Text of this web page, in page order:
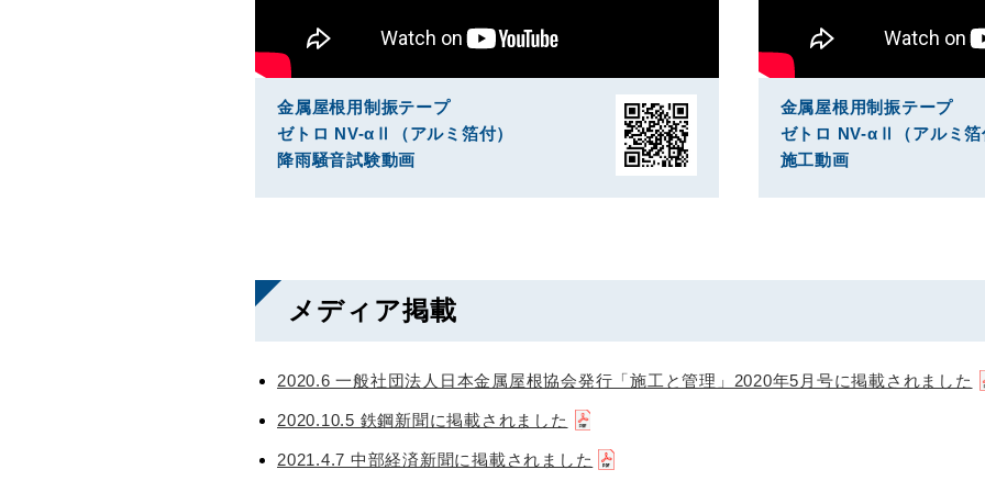
金属屋根用制振テープ
ゼトロ NV-α Ⅱ
（アルミ箔付）
降雨騒音試験動画
金属屋根用制振テープ
ゼトロ NV-α Ⅱ
（アルミ
施工動画
メディア掲載
2020.6 一般社団法人日本金属屋根協会発行「施工と管理」2020年5月号に掲載されました
2020.10.5 鉄鋼新聞に掲載されました
2021.4.7 中部経済新聞に掲載されました